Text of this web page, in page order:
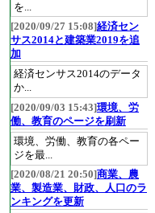
を...
[2020/09/27 15:08]経済セン
サス2014と建築業2019を追
加
経済センサス2014のデータ
か...
[2020/09/03 15:43]環境、労
働、教育のページを刷新
環境、労働、教育の各ペー
ジを最...
[2020/08/21 20:50]商業、農
業、製造業、財政、人口のラ
ンキングを更新